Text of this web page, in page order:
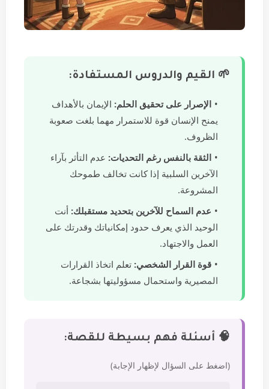
🌱 القيم والدروس المستفادة:
الإصرار على تحقيق الحلم: الإيمان بالأهداف
يمنح الإنسان قوة للاستمرار مهما بلغت صعوبة
الظروف.
الثقة بالنفس رغم التحديات: عدم التأثر بآراء
الآخرين السلبية إذا كانت تخالف طموحك
المشروعة.
عدم السماح للآخرين بتحديد مستقبلك: أنت
الوحيد الذي يعرف حدود إمكانياتك وقدرتك على
العمل والاجتهاد.
قوة القرار الشخصي: تعلم اتخاذ القرارات
المصيرية واستحمال مسؤوليتها بشجاعة.
🧠 أسئلة فهم بسيطة للقصة:
(اضغط على السؤال لإظهار الإجابة)